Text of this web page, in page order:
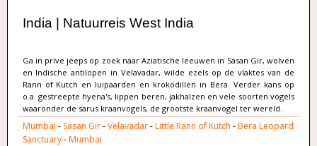
India | Natuurreis West India
Ga in prive jeeps op zoek naar Aziatische leeuwen in Sasan Gir, wolven
en Indische antilopen in Velavadar, wilde ezels op de vlaktes van de
Rann of Kutch en luipaarden en krokodillen in Bera. Verder kans op
o.a. gestreepte hyena's, lippen beren, jakhalzen en vele soorten vogels
waaronder de sarus kraanvogels, de grootste kraanvogel ter wereld.
Mumbai - Sasan Gir-Velavadar-Little Rann of Kutch -Bera Leopard
Sanctuary-Mumbai